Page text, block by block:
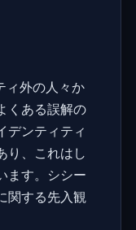
ィ外の人々か
くある誤解の
デンティティ
り、これはし
ます。シシー
関する先入観